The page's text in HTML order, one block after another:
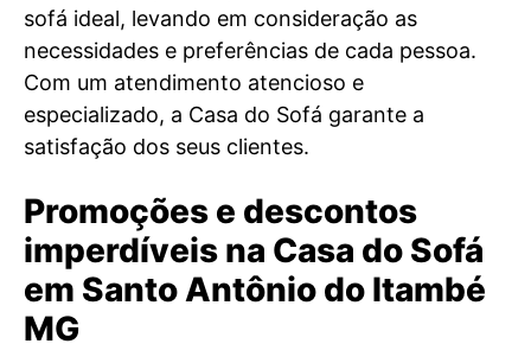
sofá ideal, levando em consideração as
necessidades e preferências de cada pessoa.
Com um atendimento atencioso e
especializado, a Casa do Sofá garante a
satisfação dos seus clientes.
Promoções e descontos
imperdíveis na Casa do Sofá
em Santo Antônio do Itambé
MG